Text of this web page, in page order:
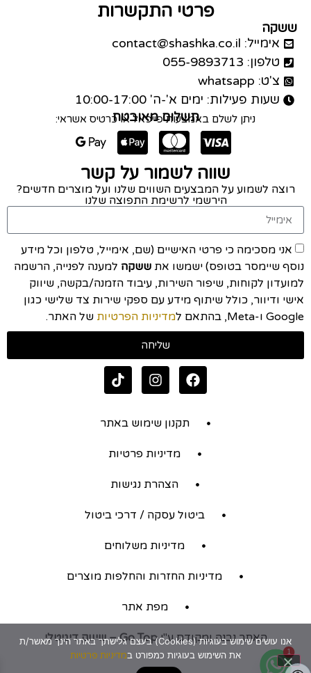
פרטי התקשרות
ששקה
אימייל: contact@shashka.co.il
טלפון: 055-9893713
צ'ט: whatsapp
שעות פעילות: ימים א'-ה' 10:00-17:00
תשלום מאובטח
ניתן לשלם באמצעות פייפאל או כרטיס אשראי:
שווה לשמור על קשר
רוצה לשמוע על המבצעים השווים שלנו ועל מוצרים חדשים?
הירשמי לרשימת התפוצה שלנו
אני מסכימה כי פרטי האישיים (שם, אימייל, טלפון וכל מידע
נוסף שיימסר בטופס) ישמשו את ששקה למענה לפנייה, הרשמה
למועדון לקוחות, שיפור השירות, עיבוד הזמנה/בקשה, שיווק
אישי ודיוור, כולל שיתוף מידע עם ספקי שירות צד שלישי כגון
Google ו-Meta, בהתאם ל
מדיניות הפרטיות של האתר.
שליחה
תקנון שימוש באתר
מדיניות פרטיות
הצהרת נגישות
ביטול עסקה / דרכי ביטול
מדיניות משלוחים
מדיניות החזרות והחלפות מוצרים
מפת אתר
האתר נבנה ומקודם ע"יGo Top – שיווק דיגיטלי
אנו עושים שימוש בעוגיות (Cookies) בעצם גלישתך באתר הינך מאשר/ת
את השימוש בעוגיות כמפורט במדיניות פרטיות
1